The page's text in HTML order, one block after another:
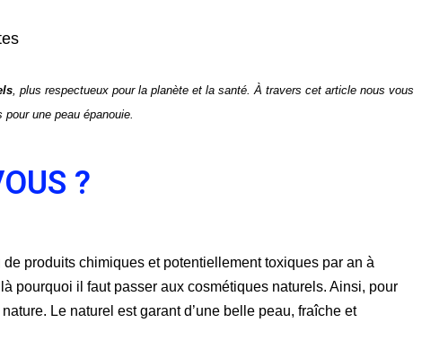
, plus respectueux pour la planète et la santé. À travers cet article nous vous
une peau épanouie.
?
produits chimiques et potentiellement toxiques par an à
pourquoi il faut passer aux cosmétiques naturels. Ainsi, pour
Le naturel est garant d’une belle peau, fraîche et